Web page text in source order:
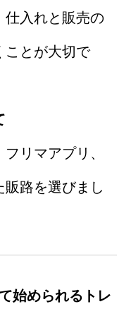
入れと販売の
ことが大切で
リマアプリ、
販路を選びまし
始められるトレ